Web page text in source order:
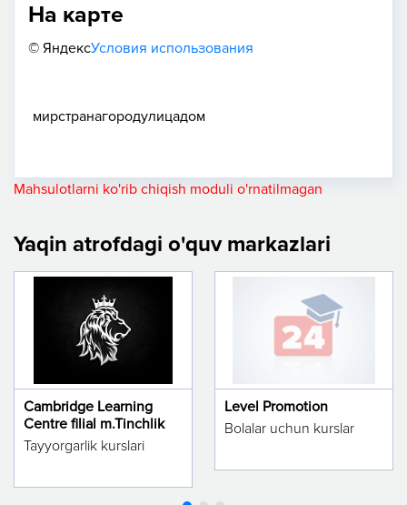
На карте
© ЯндексУсловия использования
мирстранагородулицадом
Mahsulotlarni ko'rib chiqish moduli o'rnatilmagan
Yaqin atrofdagi o'quv markazlari
Cambridge Learning
Centre filial m.Tinchlik
Tayyorgarlik kurslari
Level Promotion
Bolalar uchun kurslar